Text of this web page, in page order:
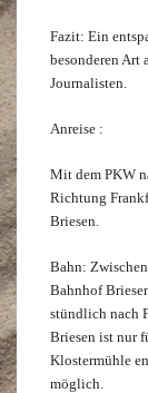
Fazit: Ein
besonderen Art
Journalisten.
Anreise :
Mit dem PKW
Richtung
Briesen.
Bahn:
Bahnhof
stündlich nach
Briesen ist nur
Klostermühle
möglich.